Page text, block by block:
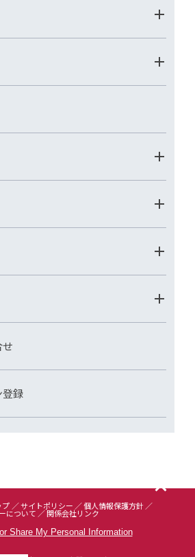
登録
プ サイトポリシー 個人情報保護方針
について 関係会社リンク
Share My Personal Information